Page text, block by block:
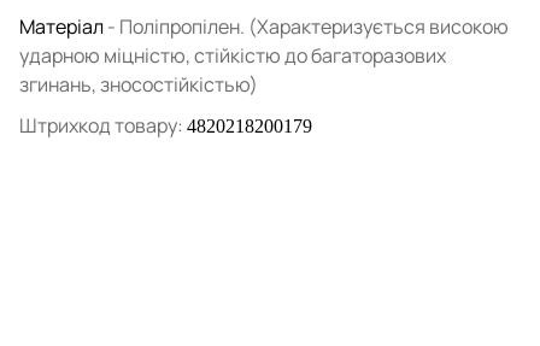
Матеріал- Поліпропілен. (Характеризується високою
ударною міцністю, стійкістю до багаторазових
згинань, зносостійкістью)
Штрихкод товару: 4820218200179